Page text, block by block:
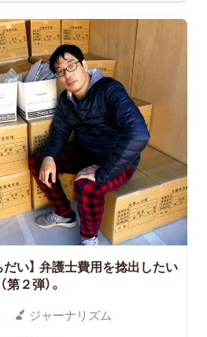
だい】 弁護士費用を捻出したい
（第２弾）。
ジャーナリズム